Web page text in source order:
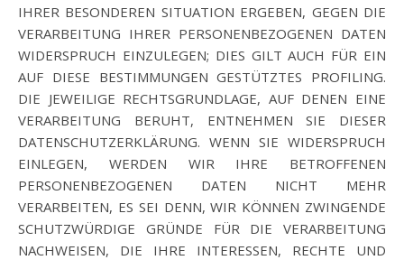
IHRER BESONDEREN SITUATION ERGEBEN, GEGEN DIE
VERARBEITUNG IHRER PERSONENBEZOGENEN DATEN
WIDERSPRUCH EINZULEGEN; DIES GILT AUCH FÜR EIN
AUF DIESE BESTIMMUNGEN GESTÜTZTES PROFILING.
DIE JEWEILIGE RECHTSGRUNDLAGE, AUF DENEN EINE
VERARBEITUNG BERUHT, ENTNEHMEN SIE DIESER
DATENSCHUTZERKLÄRUNG. WENN SIE WIDERSPRUCH
EINLEGEN, WERDEN WIR IHRE BETROFFENEN
PERSONENBEZOGENEN DATEN NICHT MEHR
VERARBEITEN, ES SEI DENN, WIR KÖNNEN ZWINGENDE
SCHUTZWÜRDIGE GRÜNDE FÜR DIE VERARBEITUNG
NACHWEISEN, DIE IHRE INTERESSEN, RECHTE UND